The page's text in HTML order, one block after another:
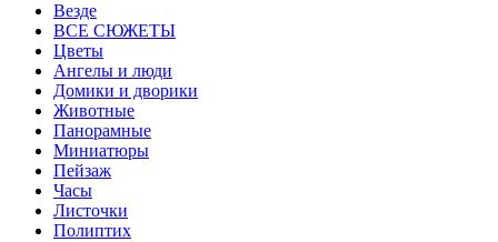
Везде
ВСЕ СЮЖЕТЫ
Цветы
Ангелы и люди
Домики и дворики
Животные
Панорамные
Миниатюры
Пейзаж
Часы
Листочки
Полиптих